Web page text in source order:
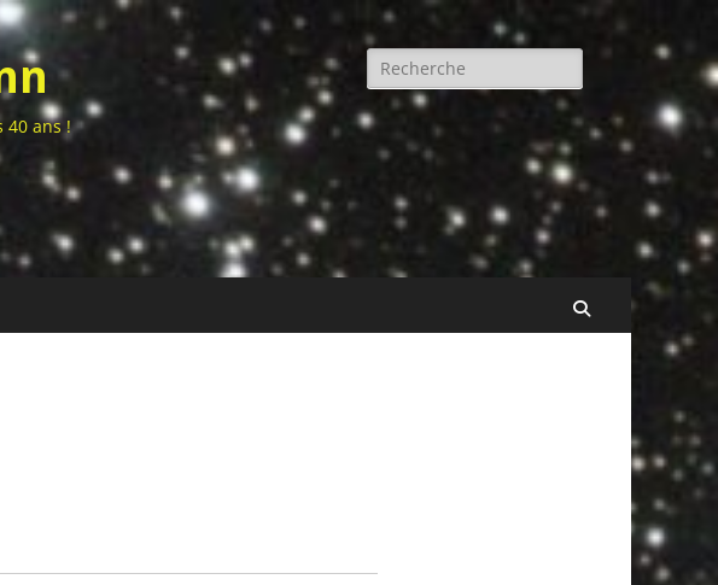
40 ans !
Rechercher :
Recherche